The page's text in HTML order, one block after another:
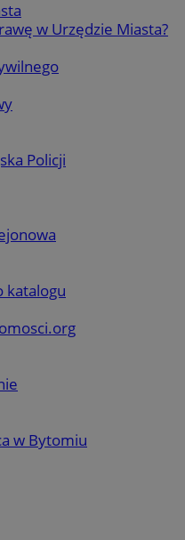
w Urzędzie Miasta?
Policji
katalogu
w Bytomiu